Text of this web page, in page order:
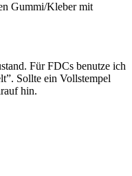
Gummi/Kleber mit
Für FDCs benutze ich
Sollte ein Vollstempel
hin.